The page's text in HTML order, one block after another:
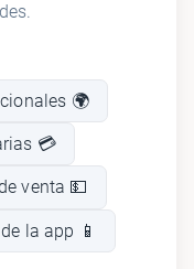
🌍
💳
venta 💵
la app 📱